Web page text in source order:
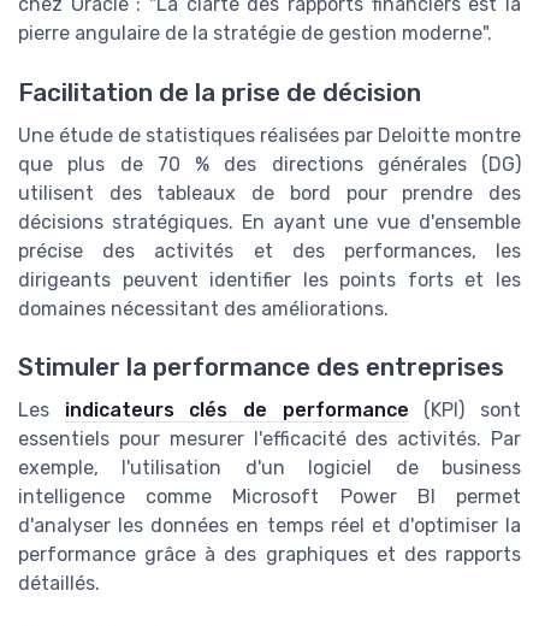
chez Oracle : "La clarté des rapports financiers est la
pierre angulaire de la stratégie de gestion moderne".
Facilitation de la prise de décision
Une étude de statistiques réalisées par Deloitte montre
que plus de 70 % des directions générales (DG)
utilisent des tableaux de bord pour prendre des
décisions stratégiques. En ayant une vue d'ensemble
précise des activités et des performances, les
dirigeants peuvent identifier les points forts et les
domaines nécessitant des améliorations.
Stimuler la performance des entreprises
Les indicateurs clés de performance (KPI) sont
essentiels pour mesurer l'efficacité des activités. Par
exemple, l'utilisation d'un logiciel de business
intelligence comme Microsoft Power BI permet
d'analyser les données en temps réel et d'optimiser la
performance grâce à des graphiques et des rapports
détaillés.